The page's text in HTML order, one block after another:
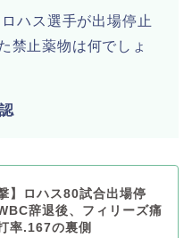
ハス選手が出場停止
禁止薬物は何でしょ
】ロハス80試合出場停
辞退後、フィリーズ痛
率.167の裏側